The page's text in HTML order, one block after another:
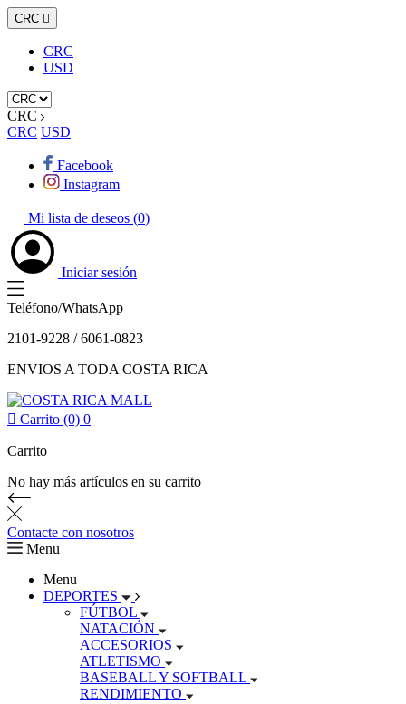
CRC 
CRC
USD
CRC
CRC USD
Facebook
Instagram
Mi lista de deseos (0)
Iniciar sesión
Teléfono/WhatsApp
2101-9228 / 6061-0823
ENVIOS A TODA COSTA RICA
 Carrito (0) 0
Carrito
No hay más artículos en su carrito
Contacte con nosotros
Menu
Menu
DEPORTES
FÚTBOL
NATACIÓN
ACCESORIOS
ATLETISMO
BASEBALL Y SOFTBALL
RENDIMIENTO